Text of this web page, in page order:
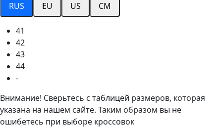
RUS
EU US CM
41
42
43
44
-
Внимание! Сверьтесь с таблицей размеров, которая
указана на нашем сайте. Таким образом вы не
ошибетесь при выборе кроссовок